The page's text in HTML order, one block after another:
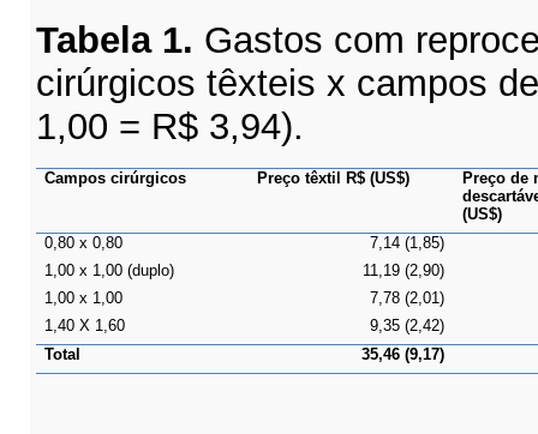
Tabela 1. Gastos com
cirúrgicos têxteis x campos
1,00 = R$ 3,94).
Campos cirúrgicos Preço têxtil R$ (US$)
Preço de
(US$)
0,80 x 0,80
1,00 x 1,00 (duplo)
1,00 x 1,00
1,40 X 1,60
7,14 (1,85)
11,19 (2,90)
7,78 (2,01)
9,35 (2,42)
Total
35,46 (9,17)